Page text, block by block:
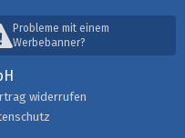
Probleme mit einem
Werbebanner?
widerrufen